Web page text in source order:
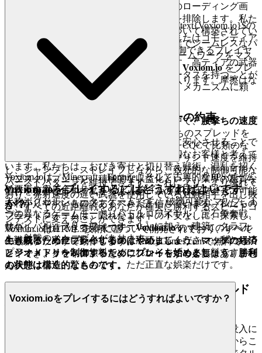
これが機能する理由は次のとおりです。$\text{Voxiom.io}$の
リコイルと精度システムは、デフォルトまたはコモンティア
のSMG/ピストルのスプレーパターンを制御できるプレイヤ
ーに大きく報いるように設計されています。高ティアの武器
は、高いリコイルなど、誇張されたステータスを持つことが
多く、プレイヤーはより遅いADS（照準）メカニズムに頼
らざるを得なくなります。
しかし、ブロック破壊と接近戦の混乱の中で、腰撃ちの速度
が勝利します。コモンSMGの腰撃ちのスプレッドを
マスターすることに時間を費やすことで、CQCで比類のな
い優位性を得ることができます。最大スプリント速度を維持
し、ジャンプし、ストレイフしながら、致死的な制御可能な
バーストパターンを維持できます。これにより、より優れて
おり、発射速度の遅い武器を使用している対戦相手を出し抜
き、すべての近距離戦をあなたが確実に勝利するスピードコ
ンテストに変えることができます。
生き残るためにプレイするのはやめましょう。マップの経済
とジオメトリを制御するためにプレイを始めましょう。勝利
の状態は構造的なものです。
ションの間にあるすべての障壁、すべてのローディング画
面、すべてのダウンロードマネージャーを排除します。私た
ちの技術は、即時性という基本原則に基づいて構築されてい
ます。私たちは、ブラウザ内で直接、完璧でシームレスなパ
フォーマンスを保証するために、H5 フレームワークをマス
ターしました。これが私たちの約束です： Voxiom.ioをプレ
イしたいとき、あなたは数秒でゲームに入ります。摩擦はな
く、純粋で即座の楽しさだけです。
2. 正直な楽しみ：ゼロプレッシャーの約束
真のホスピタリティとは、ゲストを完全に安心させることで
あり、私たちはすべてのプレイヤーを大切なお客様と考えて
います。私たちは、おびき寄せと切り替え戦術、混乱を招く
サブスクリプション、積極的な収益化という、業界の悪質な
慣行を拒否します。私たちは、ゲームの喜びはアクセス可能
でわかりやすいものであるべきだと信じています。私たちの
プラットフォームは、隠れたコストの不安なしに、探索し、
競争し、創造できる聖域です。Voxiom.ioのすべてのレベル
と戦略に、完全に安心して深く没頭してください。私たちの
プラットフォームは無料で、これからもずっと無料です。何
も条件はなく、驚きもなく、ただ正直な娯楽だけです。
3. 自信を持ってプレイ：公正で安全なフィールド
へのコミットメント
勝利は、それが獲得されたときだけ甘美であり、真の没入に
は完全な安心感が必要であることを知っています。だからこ
Voxiom.ioは、Minecraft、Fortnite、そして古典的なFPSゲーム
の要素を組み合わせた3Dリアルタイムマルチプレイヤー一
人称ボクセルシューターゲームです。 破壊可能なマップ、4
つの異なるゲームモード（バトルロワイヤル、宝石争奪戦、
サバイバル、フリーフォーオール）に加え、建築、クラフ
ト、射撃のメカニズムがあります。
Voxiom.ioをプレイするにはどうすればよいです
か？
Voxiom.ioはHTML5技術に基づいて開発されており、すべて
の最新ブラウザで動作します。 CrazyGames.comで無料でプ
レイでき、クライアントをダウンロードする必要はありませ
ん。
Voxiom.ioをプレイするにはどうすればよいですか？